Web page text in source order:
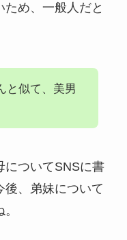
ため、一般人だと
と似て、美男
についてSNSに書
後、弟妹について